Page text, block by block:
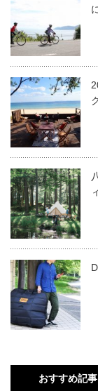
おすすめ記事